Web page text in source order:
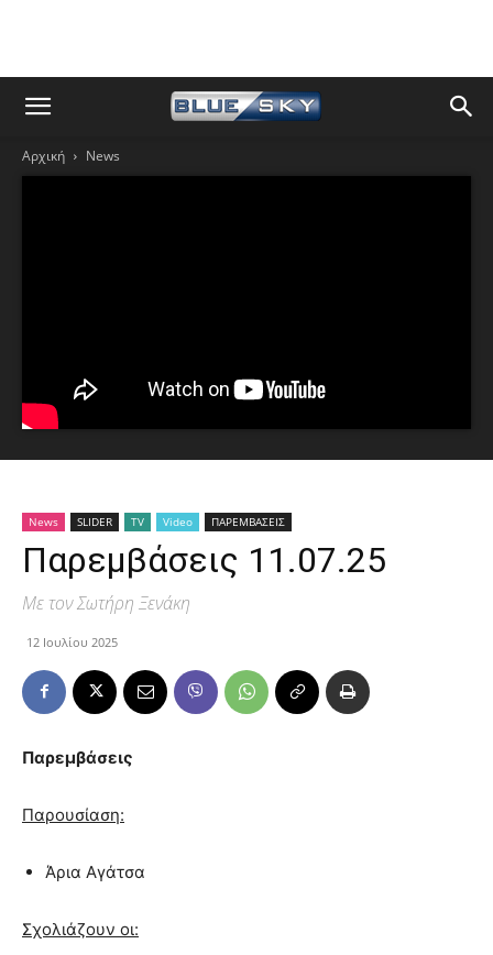
Αρχική News
News SLIDER TV Video ΠΑΡΕΜΒΑΣΕΙΣ
Παρεμβάσεις 11.07.25
Με τον Σωτήρη Ξενάκη
12 Ιουλίου 2025
Παρεμβάσεις
Παρουσίαση:
Άρια Αγάτσα
Σχολιάζουν οι: